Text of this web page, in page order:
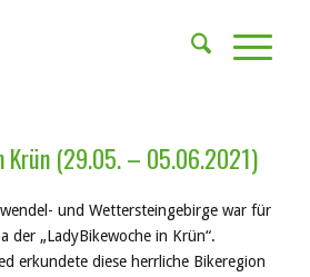
Krün (29.05. – 05.06.2021)
und Wettersteingebirge war für
der „LadyBikewoche in Krün“.
erkundete diese herrliche Bikeregion